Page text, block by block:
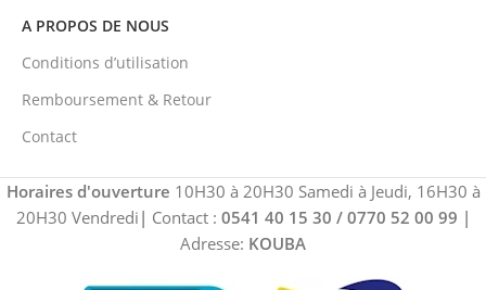
A PROPOS DE NOUS
Conditions d’utilisation
Remboursement & Retour
Contact
Horaires d'ouverture 10H30 à 20H30 Samedi à Jeudi, 16H30 à
20H30 Vendredi | Contact : 0541 40 15 30 / 0770 52 00 99 |
Adresse: KOUBA